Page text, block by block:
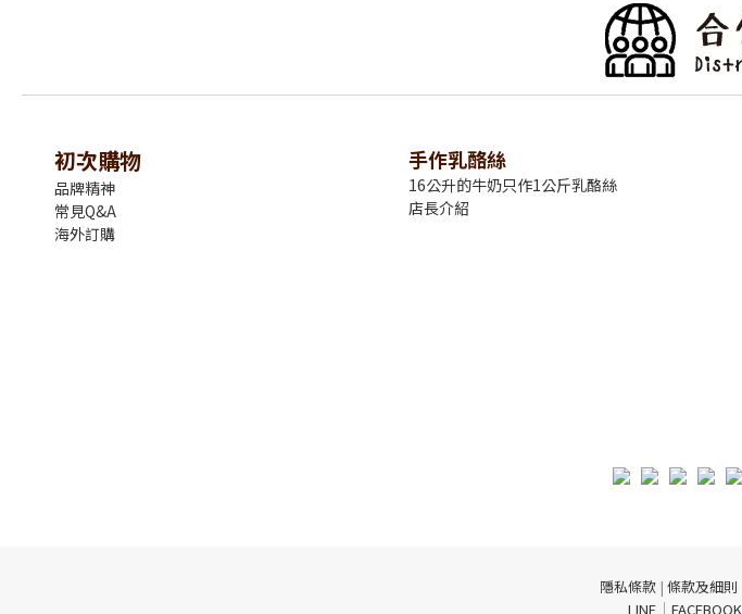
初次購物
品牌精神
常見Q&A
海外訂購
手作乳酪絲
16公升的牛奶只作1公斤乳酪絲
店長介紹
隱私條款| 條款及細則
LINE ｜ FACEBOOK